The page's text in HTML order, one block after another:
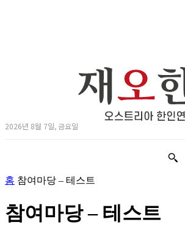
2026년 8월 7일, 금요일
홈 참여마당 – 테스트
참여마당 – 테스트